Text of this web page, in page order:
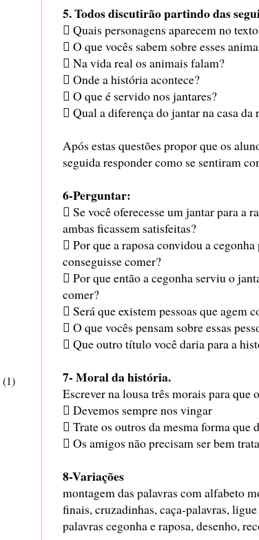
5. Todos discutirão partindo das
 Quais personagens aparecem no
 O que vocês sabem sobre esses
 Na vida real os animais falam?
 Onde a história acontece?
 O que é servido nos jantares?
 Qual a diferença do jantar na casa da
Após estas questões propor que os
seguida responder como se sentiram
6-Perguntar:
 Se você oferecesse um jantar para a
ambas ficassem satisfeitas?
 Por que a raposa convidou a
conseguisse comer?
 Por que então a cegonha serviu o
comer?
 Será que existem pessoas que agem
 O que vocês pensam sobre essas
 Que outro título você daria para a
7- Moral da história.
Escrever na lousa três morais para
 Devemos sempre nos vingar
 Trate os outros da mesma forma que
 Os amigos não precisam ser bem
8-Variações
montagem das palavras com alfabeto
finais, cruzadinhas, caça-palavras,
palavras cegonha e raposa, desenho,
(1)